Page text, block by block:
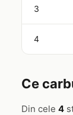
3
4
Ce
Din cele 4